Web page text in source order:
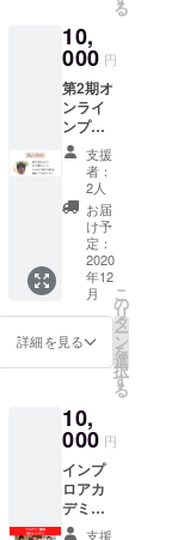
して私
たちの
感謝の
気持ち
を送り
ます。
歌唱全
てを手
がけ
た、オ
リジナ
ルソン
グを創
り上げ
まし
た。イ
ンプロ
の魅力
と楽し
さが
ギュッ
まっ
た、感
玉の1曲
です。
ぜひお
楽しみ
くださ
い！！
してき
た仲間
たち。
仲間た
ちと最
後にす
る本番
形式の
ゲネ
で、ほ
んの
ちょっ
ぴりの
自信と
絶大な
をみん
なと確
らは
ショー
に向か
うので
す。 そ
んな
ぎるよ
うな情
熱の行
く末を
ショー
を通し
て、ぜ
ひ最後
まで見
届けて
くださ
い。 ※
備考欄
に呼ば
れたい
お名前
をご記
ご希望
されな
い場合
は「な
し」と
ご記入
くださ
うであ
るよう
に、週
一で同
じ部屋
に集
まって
顧問の
忍翔の
下イン
プロを
する、
そんな
部活の
ような
感覚で
僕たち
まし
た。 そ
んな僕
らに
とって
最後の
ショー
る
10,
000 円
第2期オ
ンライ
ンプロ
部の稽
古の中
で"神
回"と呼
べるよ
うな回
の動画
をお届
けしま
す。 第
1期オン
ライン
プロ部
月の間
稽古を
してき
た中
で、時
折特別
な回が
支援
者：
2人
お届
け予
定：
2020
年12
月
詳細を見る
こ
の
リ
タ
ー
ン
を
選
択
す
る
10,
000 円
インプ
ロアカ
デミー
の講師
支援